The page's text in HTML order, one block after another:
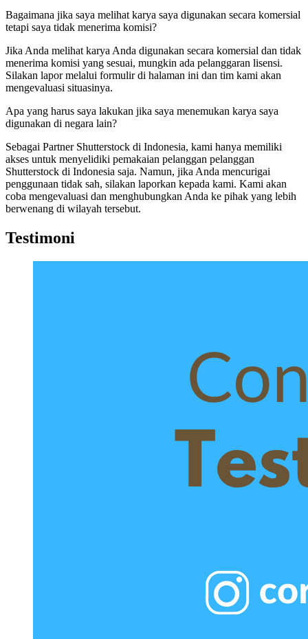
Bagaimana jika saya melihat karya saya digunakan secara komersial
tetapi saya tidak menerima komisi?
Jika Anda melihat karya Anda digunakan secara komersial dan tidak
menerima komisi yang sesuai, mungkin ada pelanggaran lisensi.
Silakan lapor melalui formulir di halaman ini dan tim kami akan
mengevaluasi situasinya.
Apa yang harus saya lakukan jika saya menemukan karya saya
digunakan di negara lain?
Sebagai Partner Shutterstock di Indonesia, kami hanya memiliki
akses untuk menyelidiki pemakaian pelanggan pelanggan
Shutterstock di Indonesia saja. Namun, jika Anda mencurigai
penggunaan tidak sah, silakan laporkan kepada kami. Kami akan
coba mengevaluasi dan menghubungkan Anda ke pihak yang lebih
berwenang di wilayah tersebut.
Testimoni